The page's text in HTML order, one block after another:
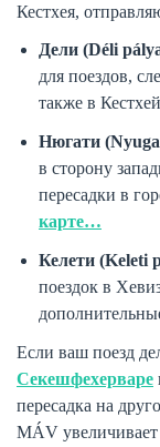
Кестхея,
Дели (Déli
для поездов,
также в
Нюгати
в сторону
пересадки в
карте…
Келети (Keleti
поездок в
Если ваш поезд
Секешфехерваре
пересадка на
MÁV увеличивает